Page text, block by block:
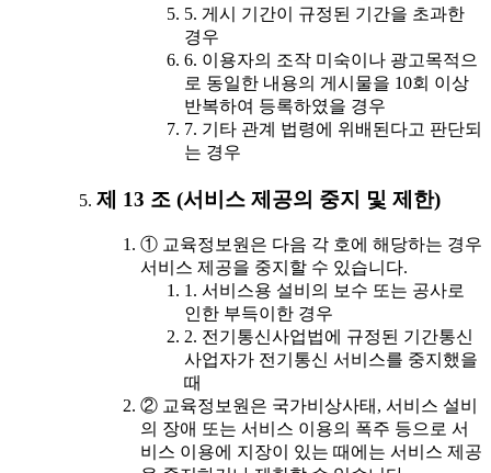
5. 게시 기간이 규정된 기간을 초과한
경우
6. 이용자의 조작 미숙이나 광고목적으
로 동일한 내용의 게시물을 10회 이상
반복하여 등록하였을 경우
7. 기타 관계 법령에 위배된다고 판단되
는 경우
제 13 조 (서비스 제공의 중지 및 제한)
① 교육정보원은 다음 각 호에 해당하는 경우
서비스 제공을 중지할 수 있습니다.
1. 서비스용 설비의 보수 또는 공사로
인한 부득이한 경우
2. 전기통신사업법에 규정된 기간통신
사업자가 전기통신 서비스를 중지했을
때
② 교육정보원은 국가비상사태, 서비스 설비
의 장애 또는 서비스 이용의 폭주 등으로 서
비스 이용에 지장이 있는 때에는 서비스 제공